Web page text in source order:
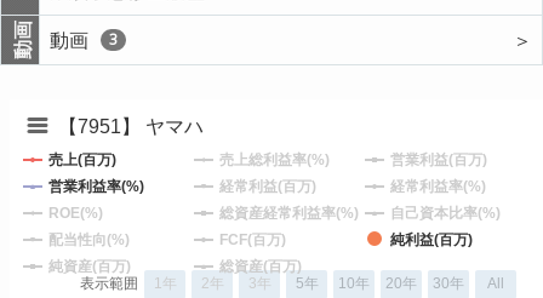
動画 動画 3 ＞
【7951】 ヤマハ
表示範囲 1年 2年 3年 5年 10年 20年 30年 All
売上(百万) 売上総利益率(%)
営業利益(百万)
営業利益率(%)
経常利益(百万)
経常利益率(%)
ROE(%)
総資産経常利益率(%)
自己資本比率(%)
配当性向(%)
FCF(百万)
純利益(百万)
純資産(百万)
総資産(百万)